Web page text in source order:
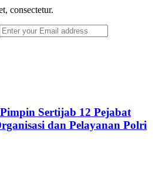
consectetur.
Sertijab 12 Pejabat
dan Pelayanan Polri